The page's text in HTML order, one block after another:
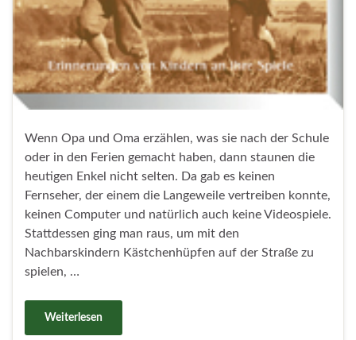
Wenn Opa und Oma erzählen, was sie nach der Schule
oder in den Ferien gemacht haben, dann staunen die
heutigen Enkel nicht selten. Da gab es keinen
Fernseher, der einem die Langeweile vertreiben konnte,
keinen Computer und natürlich auch keine Videospiele.
Stattdessen ging man raus, um mit den
Nachbarskindern Kästchenhüpfen auf der Straße zu
spielen, …
Weiterlesen